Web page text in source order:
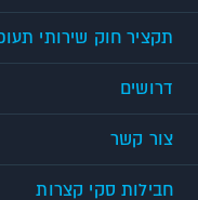
תקציר חוק שירותי
דרושים
צור קשר
חבילות סקי קצרות